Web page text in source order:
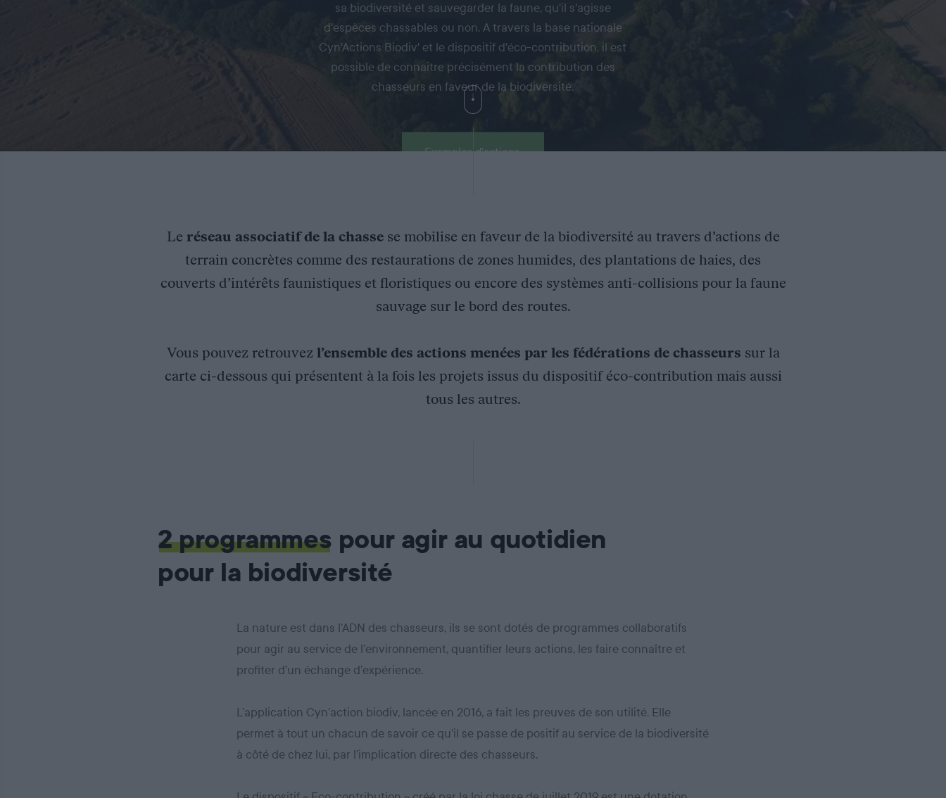
sa biodiversité et sauvegarder la faune, qu'il s'agisse
d'espèces chassables ou non. A travers la base nationale
Cyn'Actions Biodiv' et le dispositif d'éco-contribution, il est
possible de connaitre précisément la contribution des
chasseurs en faveur de la biodiversité.
Exemples d'actions
Le réseau associatif de la chassese mobilise en faveur de la biodiversité au travers d’actions de
terrain concrètes comme des restaurations de zones humides, des plantations de haies, des
couverts d’intérêts faunistiques et floristiques ou encore des systèmes anti-collisions pour la faune
sauvage sur le bord des routes.
Vous pouvez retrouvez l’ensemble des actions menées par les fédérations de chasseurs sur la
carte ci-dessous qui présentent à la fois les projets issus du dispositif éco-contribution mais aussi
tous les autres.
2 programmes pour agir au quotidien
pour la biodiversité
La nature est dans l’ADN des chasseurs, ils se sont dotés de programmes collaboratifs
pour agir au service de l’environnement, quantifier leurs actions, les faire connaître et
profiter d’un échange d’expérience.
L’application Cyn’action biodiv, lancée en 2016, a fait les preuves de son utilité. Elle
permet à tout un chacun de savoir ce qu’il se passe de positif au service de la biodiversité
à côté de chez lui, par l’implication directe des chasseurs.